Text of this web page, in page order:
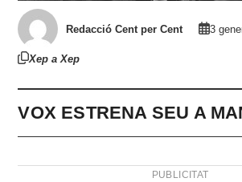
Redacció Cent per Cent 3
Xep a Xep
VOX ESTRENA SEU A
PUBLICITAT